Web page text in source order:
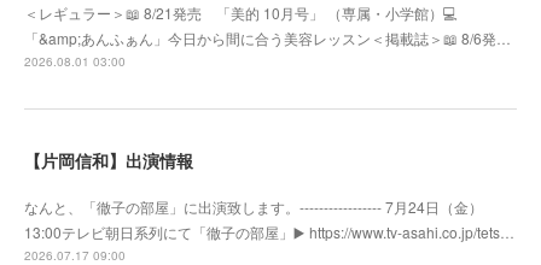
＜レギュラー＞📖 8/21発売 「美的 10月号」 （専属・小学館）💻
「&amp;あんふぁん」今日から間に合う美容レッスン＜掲載誌＞📖 8/6発…
2026.08.01 03:00
【片岡信和】出演情報
なんと、「徹子の部屋」に出演致します。----------------- 7月24日（金）
13:00テレビ朝日系列にて「徹子の部屋」▶️ https://www.tv-asahi.co.jp/tets…
2026.07.17 09:00